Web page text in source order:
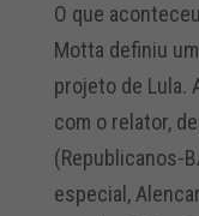
O que aconteceu
Motta definiu
projeto de Lula.
com o relator,
(Republicanos-
especial,